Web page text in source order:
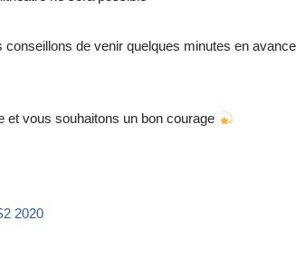
conseillons de venir quelques minutes en
et vous souhaitons un bon courage
2020